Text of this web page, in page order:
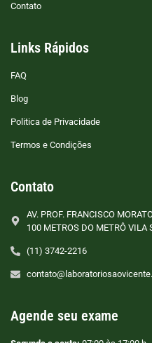
Contato
Links Rápidos
FAQ
Blog
Politica de Privacidade
Termos e Condições
Contato
AV. PROF. FRANCISCO
100 METROS DO METRÔ VILA
(11) 3742-2216
Agende seu exame